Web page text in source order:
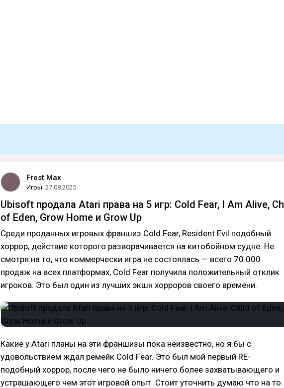
Frost Max
Игры 27.08.2025
Ubisoft продала Atari права на 5 игр: Cold Fear, I Am Alive,
of Eden, Grow Home и Grow Up
Среди проданных игровых франшиз Cold Fear, Resident Evil подобный
хоррор, действие которого разворачивается на китобойном судне. Не
смотря на то, что коммерчески игра не состоялась — всего 70 000
продаж на всех платформах, Cold Fear получила положительный отклик
игроков. Это был один из лучших экшн хорроров своего времени.
Какие у Atari планы на эти франшизы пока неизвестно, но я бы с
удовольствием ждал ремейк Cold Fear. Это был мой первый RE-
подобный хоррор, после чего не было ничего более захватывающего и
устрашающего чем этот игровой опыт. Стоит уточнить думаю что на то